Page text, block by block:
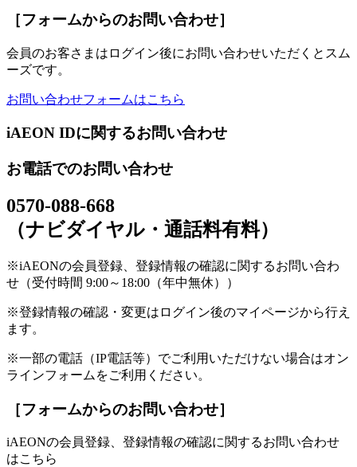
［フォームからのお問い合わせ］
会員のお客さまはログイン後にお問い合わせいただくとスム
ーズです。
お問い合わせフォームはこちら
iAEON IDに関するお問い合わせ
お電話でのお問い合わせ
0570-088-668
（ナビダイヤル・通話料有料）
※iAEONの会員登録、登録情報の確認に関するお問い合わ
せ（受付時間 9:00～18:00（年中無休））
※登録情報の確認・変更はログイン後のマイページから行え
ます。
※一部の電話（IP電話等）でご利用いただけない場合はオン
ラインフォームをご利用ください。
［フォームからのお問い合わせ］
iAEONの会員登録、登録情報の確認に関するお問い合わせ
はこちら